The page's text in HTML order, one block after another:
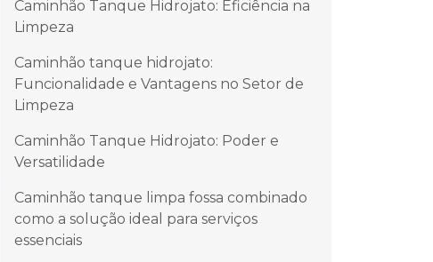
Caminhão Tanque Hidrojato: Eficiência na
Limpeza
Caminhão tanque hidrojato:
Funcionalidade e Vantagens no Setor de
Limpeza
Caminhão Tanque Hidrojato: Poder e
Versatilidade
Caminhão tanque limpa fossa combinado
como a solução ideal para serviços
essenciais